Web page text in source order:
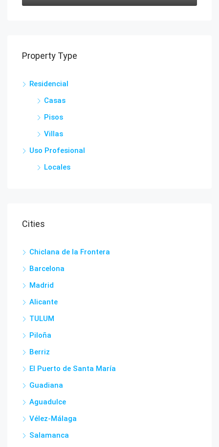
Property Type
Residencial
Casas
Pisos
Villas
Uso Profesional
Locales
Cities
Chiclana de la Frontera
Barcelona
Madrid
Alicante
TULUM
Piloña
Berriz
El Puerto de Santa María
Guadiana
Aguadulce
Vélez-Málaga
Salamanca